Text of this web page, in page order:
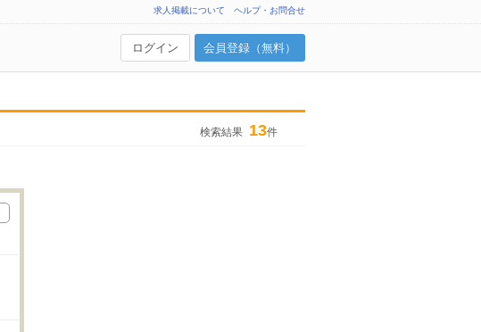
求人掲載について ヘルプ・お問合せ
ログイン 会員登録（無料）
検索結果 13件